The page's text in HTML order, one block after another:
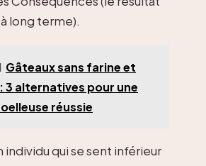
long terme).
Gâteaux sans farine et
3 alternatives pour une
réussie
individu qui se sent inférieur